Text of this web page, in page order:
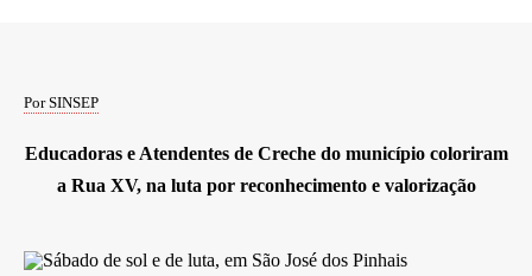
Por SINSEP
Educadoras e Atendentes de Creche do município coloriram
a Rua XV, na luta por reconhecimento e valorização